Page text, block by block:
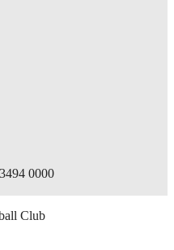
0000
Club